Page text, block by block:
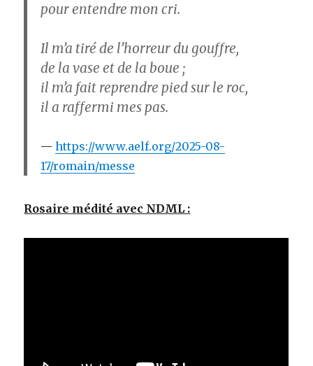
pour entendre mon cri.
Il m’a tiré de l’horreur du gouffre,
de la vase et de la boue ;
il m’a fait reprendre pied sur le roc,
il a raffermi mes pas.
https://www.aelf.org/2025-08-
17/romain/messe
Rosaire médité avec NDML :